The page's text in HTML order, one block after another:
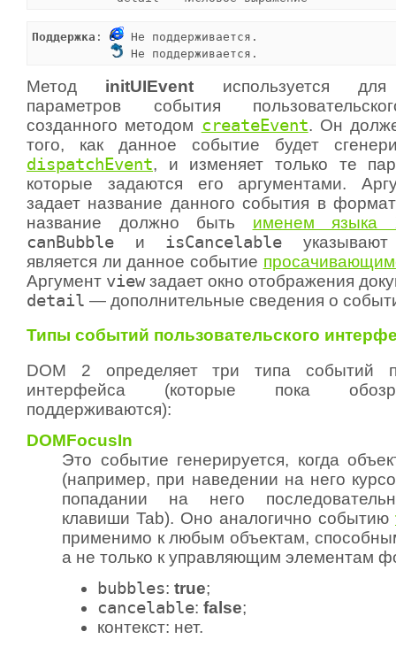
Поддержка :
Не поддерживается.
Не поддерживается.
Метод initUIEvent используется для
параметров события
созданного методом createEvent. Он
того, как данное событие будет
dispatchEvent, и изменяет только те
которые задаются его аргументами.
задает название данного события в
название должно быть именем языка
canBubble и isCancelable указывают
является ли данное событие
Аргумент viewзадает окно отображения
detail — дополнительные сведения о
Типы событий пользовательского
DOM 2 определяет три типа событий
интерфейса (которые пока
поддерживаются):
DOMFocusIn
Это событие генерируется, когда
(например, при наведении на него
попадании на него
клавиши Tab). Оно аналогично событию
применимо к любым объектам,
а не только к управляющим элементам
bubbles: true;
cancelable: false;
контекст: нет.